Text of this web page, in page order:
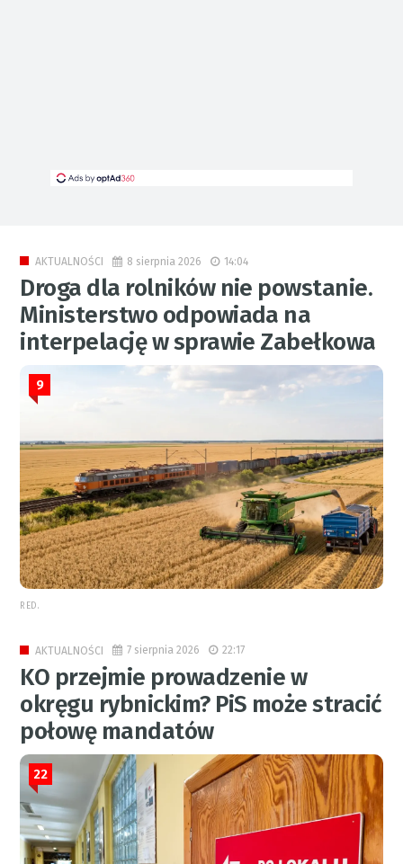
AKTUALNOŚCI 8 sierpnia 2026 14:04
Droga dla rolników nie powstanie.
Ministerstwo odpowiada na
interpelację w sprawie Zabełkowa
9
RED.
AKTUALNOŚCI 7 sierpnia 2026 22:17
KO przejmie prowadzenie w
okręgu rybnickim? PiS może stracić
połowę mandatów
22